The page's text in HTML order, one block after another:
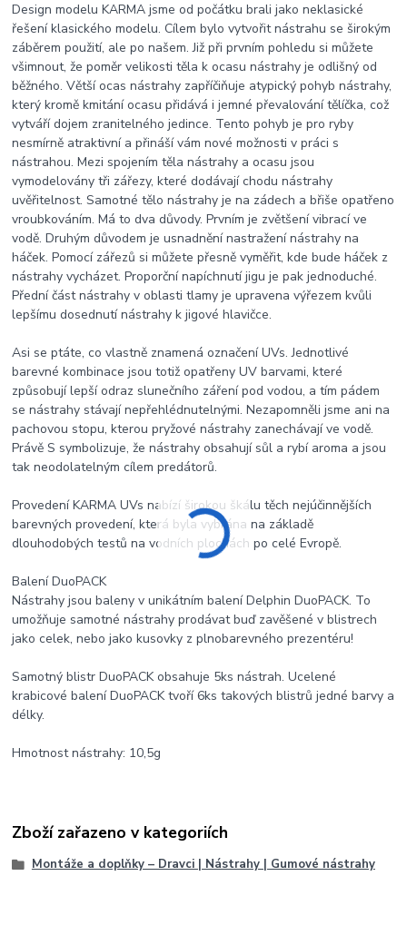
Design modelu KARMA jsme od počátku brali jako neklasické
řešení klasického modelu. Cílem bylo vytvořit nástrahu se širokým
záběrem použití, ale po našem. Již při prvním pohledu si můžete
všimnout, že poměr velikosti těla k ocasu nástrahy je odlišný od
běžného. Větší ocas nástrahy zapříčiňuje atypický pohyb nástrahy,
který kromě kmitání ocasu přidává i jemné převalování tělíčka, což
vytváří dojem zranitelného jedince. Tento pohyb je pro ryby
nesmírně atraktivní a přináší vám nové možnosti v práci s
nástrahou. Mezi spojením těla nástrahy a ocasu jsou
vymodelovány tři zářezy, které dodávají chodu nástrahy
uvěřitelnost. Samotné tělo nástrahy je na zádech a břiše opatřeno
vroubkováním. Má to dva důvody. Prvním je zvětšení vibrací ve
vodě. Druhým důvodem je usnadnění nastražení nástrahy na
háček. Pomocí zářezů si můžete přesně vyměřit, kde bude háček z
nástrahy vycházet. Proporční napíchnutí jigu je pak jednoduché.
Přední část nástrahy v oblasti tlamy je upravena výřezem kvůli
lepšímu dosednutí nástrahy k jigové hlavičce.
Asi se ptáte, co vlastně znamená označení UVs. Jednotlivé
barevné kombinace jsou totiž opatřeny UV barvami, které
způsobují lepší odraz slunečního záření pod vodou, a tím pádem
se nástrahy stávají nepřehlédnutelnými. Nezapomněli jsme ani na
pachovou stopu, kterou pryžové nástrahy zanechávají ve vodě.
Právě S symbolizuje, že nástrahy obsahují sůl a rybí aroma a jsou
tak neodolatelným cílem predátorů.
Provedení KARMA UVs nabízí širokou škálu těch nejúčinnějších
barevných provedení, která byla vybrána na základě
dlouhodobých testů na vodních plochách po celé Evropě.
Balení DuoPACK
Nástrahy jsou baleny v unikátním balení Delphin DuoPACK. To
umožňuje samotné nástrahy prodávat buď zavěšené v blistrech
jako celek, nebo jako kusovky z plnobarevného prezentéru!
Samotný blistr DuoPACK obsahuje 5ks nástrah. Ucelené
krabicové balení DuoPACK tvoří 6ks takových blistrů jedné barvy a
délky.
Hmotnost nástrahy: 10,5g
Zboží zařazeno v kategoriích
Montáže a doplňky – Dravci | Nástrahy | Gumové nástrahy